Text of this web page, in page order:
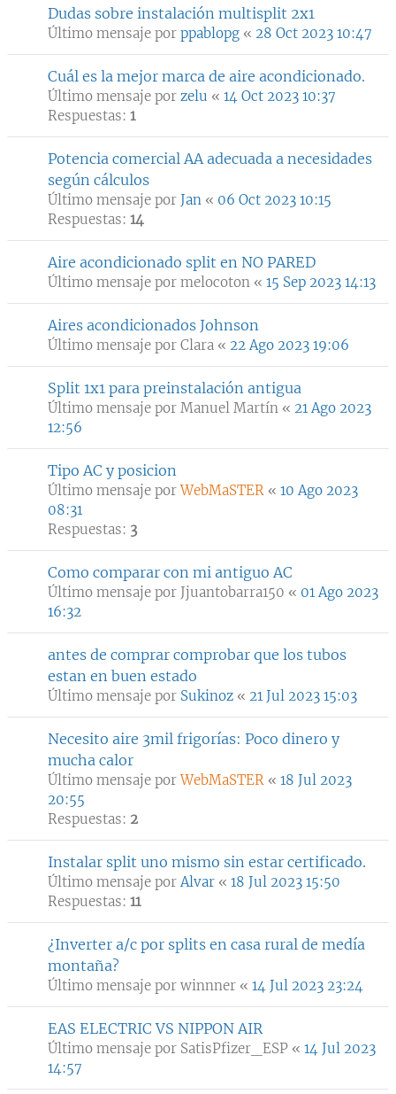
Dudas sobre instalación multisplit 2x1
Último mensaje por ppablopg « 28 Oct 2023 10:47
Cuál es la mejor marca de aire acondicionado.
Último mensaje por zelu « 14 Oct 2023 10:37
Respuestas: 1
Potencia comercial AA adecuada a necesidades
según cálculos
Último mensaje por Jan « 06 Oct 2023 10:15
Respuestas: 14
Aire acondicionado split en NO PARED
Último mensaje por melocoton « 15 Sep 2023 14:13
Aires acondicionados Johnson
Último mensaje por Clara « 22 Ago 2023 19:06
Split 1x1 para preinstalación antigua
Último mensaje por Manuel Martín « 21 Ago 2023
12:56
Tipo AC y posicion
Último mensaje porWebMaSTER « 10 Ago 2023
08:31
Respuestas: 3
Como comparar con mi antiguo AC
Último mensaje por Jjuantobarra150 « 01 Ago 2023
16:32
antes de comprar comprobar que los tubos
estan en buen estado
Último mensaje por Sukinoz « 21 Jul 2023 15:03
Necesito aire 3mil frigorías: Poco dinero y
mucha calor
Último mensaje porWebMaSTER « 18 Jul 2023
20:55
Respuestas: 2
Instalar split uno mismo sin estar certificado.
Último mensaje porAlvar « 18 Jul 2023 15:50
Respuestas: 11
¿Inverter a/c por splits en casa rural de medía
montaña?
Último mensaje por winnner « 14 Jul 2023 23:24
EAS ELECTRIC VS NIPPON AIR
Último mensaje por SatisPfizer_ESP « 14 Jul 2023
14:57